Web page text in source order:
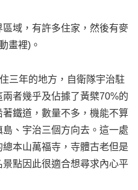
區域，有許多住家，然後有麥
畫裡)。
三年的地方，自衛隊宇治駐
者幾乎及佔據了黃檗70%的
鐵道，數量不多，機能不算
、宇治三個方向去。這一處
本山萬福寺，寺體古老但是
點因此很適合想尋求內心平